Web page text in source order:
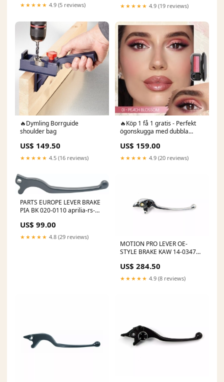
★★★★★ 4.9 (5 reviews)
rabatt & fri frakt
★★★★★ 4.9 (19 reviews)
🔥Dymling Borrguide
shoulder bag
US$ 149.50
★★★★★ 4.5 (16 reviews)
🔥Köp 1 få 1 gratis - Perfekt
ögonskugga med dubbla
svart och vitt
US$ 159.00
★★★★★ 4.9 (20 reviews)
PARTS EUROPE LEVER BRAKE
PIA BK 020-0110 aprilia-rs-
esi4966220
US$ 99.00
★★★★★ 4.8 (29 reviews)
MOTION PRO LEVER OE-
STYLE BRAKE KAW 14-0347
esi5596203
US$ 284.50
★★★★★ 4.9 (8 reviews)